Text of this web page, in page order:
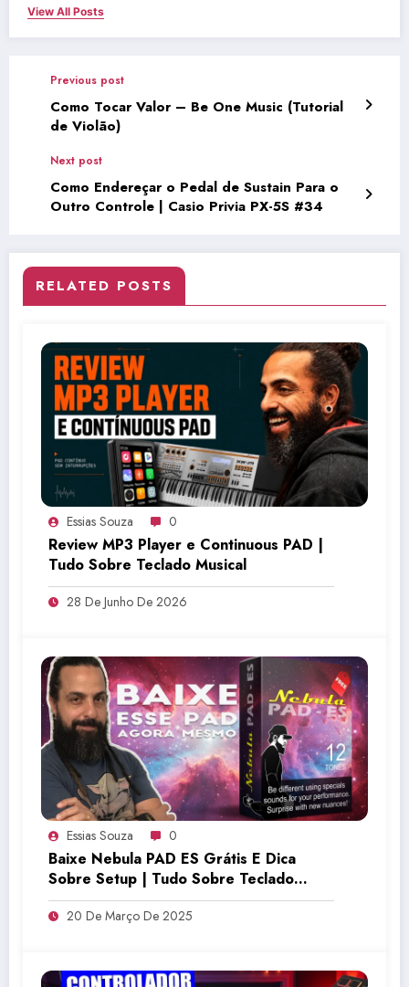
View All Posts
Previous post
Como Tocar Valor – Be One Music (Tutorial
de Violão)
Next post
Como Endereçar o Pedal de Sustain Para o
Outro Controle | Casio Privia PX-5S #34
RELATED POSTS
Essias Souza 0
Review MP3 Player e Continuous PAD |
Tudo Sobre Teclado Musical
28 De Junho De 2026
Essias Souza 0
Baixe Nebula PAD ES Grátis E Dica
Sobre Setup | Tudo Sobre Teclado
Musical
20 De Março De 2025